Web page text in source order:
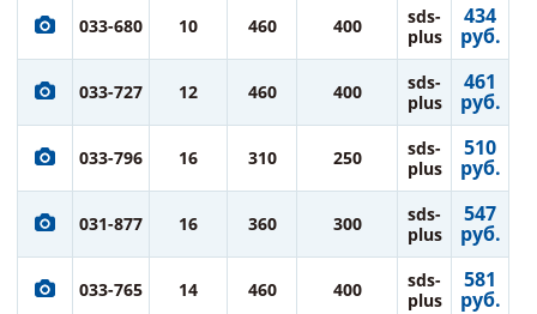
033-680 10 460 400
sds-
plus
434
руб.
033-727 12 460 400
sds-
plus
461
руб.
033-796 16 310 250
sds-
plus
510
руб.
031-877 16 360 300
sds-
plus
547
руб.
033-765 14 460 400
sds-
plus
581
руб.